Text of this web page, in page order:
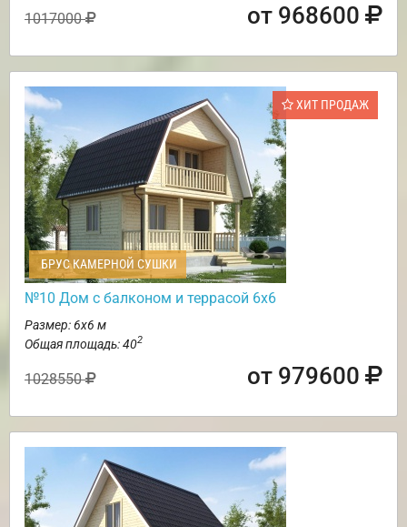
1017000 от 968600
ХИТ ПРОДАЖ
БРУС КАМЕРНОЙ СУШКИ
№10 Дом с балконом и террасой 6х6
Размер: 6х6 м
Общая площадь: 402
1028550 от 979600